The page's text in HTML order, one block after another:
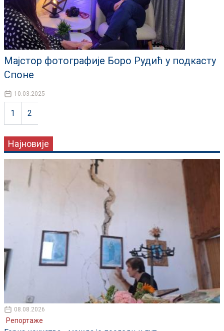
Мајстор фотографије Боро Рудић у подкасту
Споне
10.03.2025
1 2
Најновије
08.08.2026
Репортаже